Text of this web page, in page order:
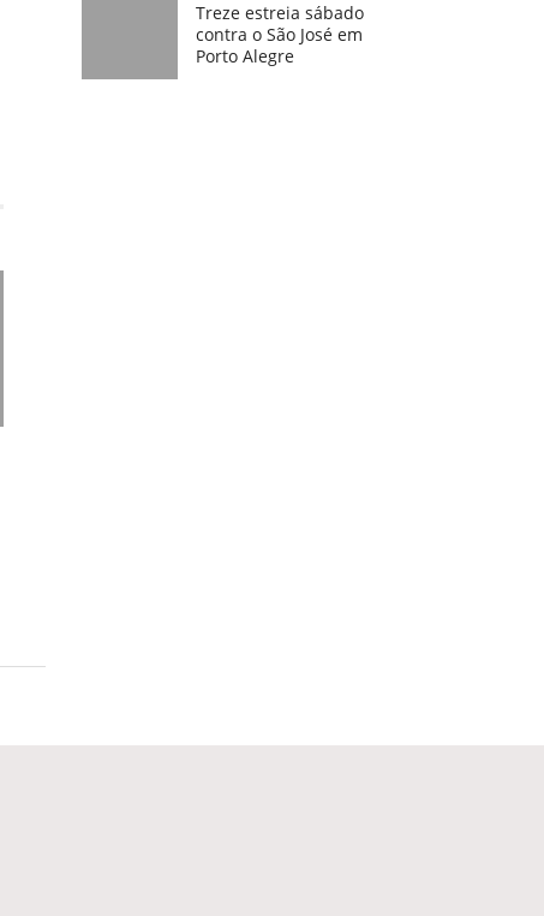
Treze estreia sábado
contra o São José em
Porto Alegre